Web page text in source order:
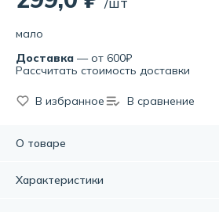
мало
Доставка — от 600₽
Рассчитать стоимость доставки
В избранное В сравнение
О товаре
оформления вытяжных выходов
Характеристики